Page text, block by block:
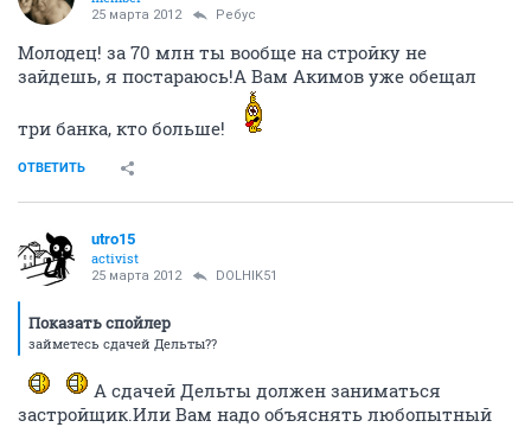
25 марта 2012 Ребус
Молодец! за 70 млн ты вообще на стройку не
зайдешь, я постараюсь!А Вам Акимов уже обещал
три банка, кто больше!
ОТВЕТИТЬ
utro15
activist
25 марта 2012 DOLHIK51
Показать спойлер
займетесь сдачей Дельты??
А сдачей Дельты должен заниматься
застройщик.Или Вам надо объяснять любопытный